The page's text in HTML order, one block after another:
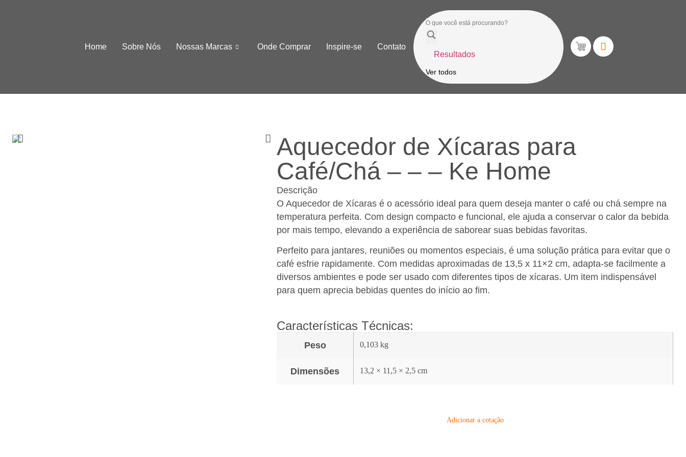
Home Sobre Nós Nossas Marcas Onde Comprar Inspire-se
Contato
Resultados
Ver todos
Aquecedor de Xícaras para
Café/Chá – – – Ke Home
Descrição
O Aquecedor de Xícaras é o acessório ideal para quem deseja manter o café ou chá sempre na
temperatura perfeita. Com design compacto e funcional, ele ajuda a conservar o calor da bebida
por mais tempo, elevando a experiência de saborear suas bebidas favoritas.
Perfeito para jantares, reuniões ou momentos especiais, é uma solução prática para evitar que o
café esfrie rapidamente. Com medidas aproximadas de 13,5 x 11×2 cm, adapta-se facilmente a
diversos ambientes e pode ser usado com diferentes tipos de xícaras. Um item indispensável
para quem aprecia bebidas quentes do início ao fim.
Características Técnicas:
Peso 0,103 kg
Dimensões 13,2 × 11,5 × 2,5 cm
Adicionar a cotação